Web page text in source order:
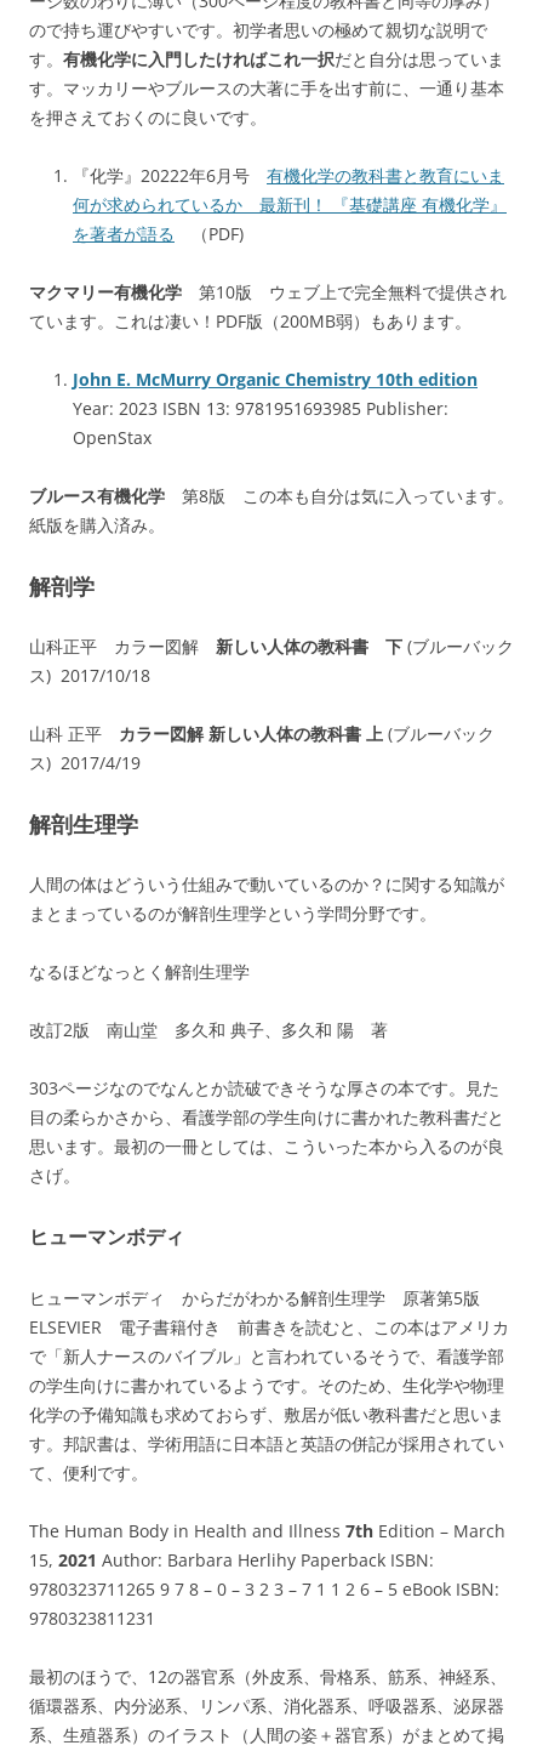
ので持ち運びやすいです。初学者思いの極めて親切な説明で
す。 有機化学に入門したければこれ一択だと自分は思っていま
す。マッカリーやブルースの大著に手を出す前に、一通り基本
を押さえておくのに良いです。
『化学』20222年6月号 有機化学の教科書と教育にいま
何が求められているか 最新刊！ 『基礎講座 有機化学』
を著者が語る
（PDF)
マクマリー有機化学 第10版 ウェブ上で完全無料で提供され
ています。これは凄い！PDF版（200MB弱）もあります。
John E. McMurry Organic Chemistry 10th edition
Year: 2023 ISBN 13: 9781951693985 Publisher:
OpenStax
ブルース有機化学 第8版 この本も自分は気に入っています。
紙版を購入済み。
解剖学
山科正平 カラー図解 新しい人体の教科書 下 (ブルーバック
ス) 2017/10/18
山科 正平 カラー図解 新しい人体の教科書 上 (ブルーバック
ス) 2017/4/19
解剖生理学
人間の体はどういう仕組みで動いているのか？に関する知識が
まとまっているのが解剖生理学という学問分野です。
なるほどなっとく解剖生理学
改訂2版 南山堂 多久和 典子、多久和 陽 著
303ページなのでなんとか読破できそうな厚さの本です。見た
目の柔らかさから、看護学部の学生向けに書かれた教科書だと
思います。最初の一冊としては、こういった本から入るのが良
さげ。
ヒューマンボディ
ヒューマンボディ からだがわかる解剖生理学 原著第5版
ELSEVIER 電子書籍付き 前書きを読むと、この本はアメリカ
で「新人ナースのバイブル」と言われているそうで、看護学部
の学生向けに書かれているようです。そのため、生化学や物理
化学の予備知識も求めておらず、敷居が低い教科書だと思いま
す。邦訳書は、学術用語に日本語と英語の併記が採用されてい
て、便利です。
The Human Body in Health and Illness 7th Edition – March
15, 2021 Author: Barbara Herlihy Paperback ISBN:
9780323711265 9 7 8 – 0 – 3 2 3 – 7 1 1 2 6 – 5 eBook ISBN:
9780323811231
最初のほうで、12の器官系（外皮系、骨格系、筋系、神経系、
循環器系、内分泌系、リンパ系、消化器系、呼吸器系、泌尿器
系、生殖器系）のイラスト（人間の姿＋器官系）がまとめて掲